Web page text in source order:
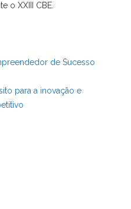
o XXIII CBE.
de Sucesso
para a inovação e